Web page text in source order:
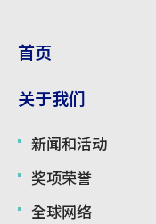
首页
关于我们
新闻和活动
奖项荣誉
全球网络
使用条款